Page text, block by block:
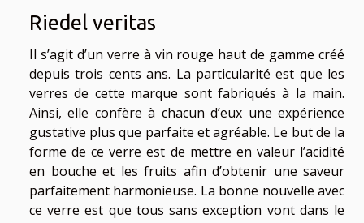
Riedel veritas
Il s’agit d’un verre à vin rouge haut de gamme créé
depuis trois cents ans. La particularité est que les
verres de cette marque sont fabriqués à la main.
Ainsi, elle confère à chacun d’eux une expérience
gustative plus que parfaite et agréable. Le but de la
forme de ce verre est de mettre en valeur l’acidité
en bouche et les fruits afin d’obtenir une saveur
parfaitement harmonieuse. La bonne nouvelle avec
ce verre est que tous sans exception vont dans le